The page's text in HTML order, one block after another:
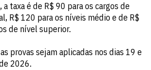
taxa é de R$ 90 para os cargos de
R$ 120 para os níveis médio e de R$
de nível superior.
provas sejam aplicadas nos dias 19 e
2026.